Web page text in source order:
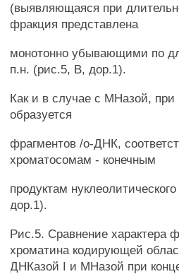
(выявляющаяся при
фракция представлена
монотонно убывающими по
п.н. (рис.5, В, дор.1).
Как и в случае с МНазой,
образуется
фрагментов /о-ДНК,
хроматосомам - конечным
продуктам
дор.1).
Рис.5. Сравнение характера
хроматина кодирующей
ДНКазой I и МНазой при